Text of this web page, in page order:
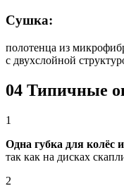
Сушка:
полотенца из
с двухслойной
04 Типичные
1
Одна губка для колёс
так как на дисках
2